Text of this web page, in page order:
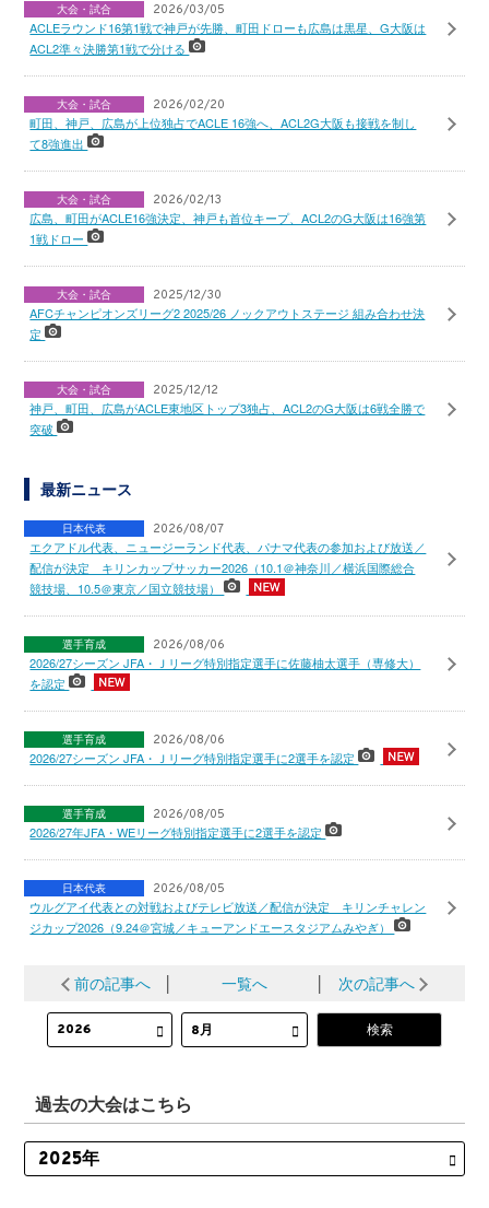
大会・試合 2026/03/05
ACLEラウンド16第1戦で神戸が先勝、町田ドローも広島は黒星、G大阪は
ACL2準々決勝第1戦で分ける
大会・試合 2026/02/20
町田、神戸、広島が上位独占でACLE 16強へ、ACL2G大阪も接戦を制し
て8強進出
大会・試合 2026/02/13
広島、町田がACLE16強決定、神戸も首位キープ、ACL2のG大阪は16強第
1戦ドロー
大会・試合 2025/12/30
AFCチャンピオンズリーグ2 2025/26 ノックアウトステージ 組み合わせ決
定
大会・試合 2025/12/12
神戸、町田、広島がACLE東地区トップ3独占、ACL2のG大阪は6戦全勝で
突破
最新ニュース
日本代表 2026/08/07
エクアドル代表、ニュージーランド代表、パナマ代表の参加および放送／
配信が決定 キリンカップサッカー2026（10.1＠神奈川／横浜国際総合
競技場、10.5＠東京／国立競技場）
選手育成 2026/08/06
2026/27シーズン JFA・Ｊリーグ特別指定選手に佐藤柚太選手（専修大）
を認定
選手育成 2026/08/06
2026/27シーズン JFA・Ｊリーグ特別指定選手に2選手を認定
選手育成 2026/08/05
2026/27年JFA・WEリーグ特別指定選手に2選手を認定
日本代表 2026/08/05
ウルグアイ代表との対戦およびテレビ放送／配信が決定 キリンチャレン
ジカップ2026（9.24＠宮城／キューアンドエースタジアムみやぎ）
前の記事へ 一覧へ 次の記事へ
過去の大会はこちら